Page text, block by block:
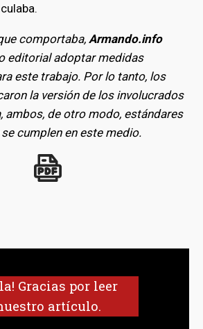
comportaba, Armando.info
editorial adoptar medidas
este trabajo. Por lo tanto, los
la versión de los involucrados
ambos, de otro modo, estándares
cumplen en este medio.
Gracias por leer
artículo.